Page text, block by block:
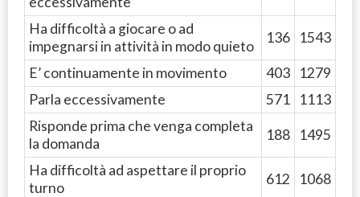
Ha difficoltà a giocare o ad
impegnarsi in attività in modo quieto
136 1543
E’ continuamente in movimento 403
1279
Parla eccessivamente
571
1113
Risponde prima che venga completa
la domanda
188 1495
Ha difficoltà ad aspettare il proprio
turno
612 1068